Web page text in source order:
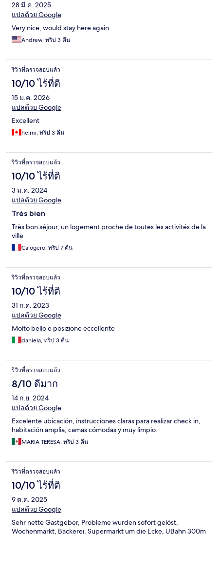
28 มี.ค. 2025
แปลด้วย Google
Very nice, would stay here again
Andrew, ทริป 3 คืน
รีวิวที่ตรวจสอบแล้ว
10/10 ไร้ที่ติ
15 ม.ค. 2026
แปลด้วย Google
Excellent
helmi, ทริป 3 คืน
รีวิวที่ตรวจสอบแล้ว
10/10 ไร้ที่ติ
3 ม.ค. 2024
แปลด้วย Google
Très bien
Très bon séjour, un logement proche de toutes les activités de la
ville
Calogero, ทริป 7 คืน
รีวิวที่ตรวจสอบแล้ว
10/10 ไร้ที่ติ
31 ก.ค. 2023
แปลด้วย Google
Molto bello e posizione eccellente
daniela, ทริป 3 คืน
รีวิวที่ตรวจสอบแล้ว
8/10 ดีมาก
14 ก.ย. 2024
แปลด้วย Google
Excelente ubicación, instrucciones claras para realizar check in,
habitación amplia, camas cómodas y muy limpio.
MARIA TERESA, ทริป 3 คืน
รีวิวที่ตรวจสอบแล้ว
10/10 ไร้ที่ติ
9 ต.ค. 2025
แปลด้วย Google
Sehr nette Gastgeber, Probleme wurden sofort gelöst,
Wochenmarkt, Bäckerei, Supermarkt um die Ecke, UBahn 300m